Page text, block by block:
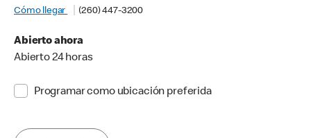
Cómo llegar
(260) 447-3200
Abierto ahora
Abierto 24 horas
Programar como ubicación preferida